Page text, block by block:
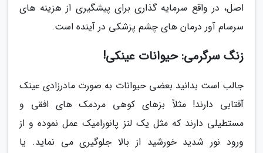
اصل، در واقع سرمایه گذاری برای پیشگیری از هزینه های
سرسام آور درمان های چشم پزشکی در آینده است.
زنگ سرگرمی: حیوانات عینکی!
جالب است بدانید بعضی حیوانات به صورت مادرزادی عینک
آفتابی دارند! مثلاً بزهای کوهی مردمک های افقی و
مستطیلی دارند که مثل یک لنز پانورامیک عمل نموده و از
ورود نور شدید خورشید از بالا جلوگیری می نماید. یا